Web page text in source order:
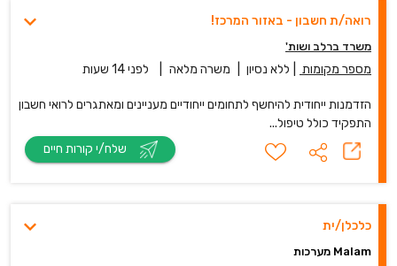
רואה/ת חשבון - באזור המרכז!
משרד ברלב ושות'
מספר מקומות ללא נסיון משרה מלאה לפני 14 שעות
הזדמנות ייחודית להיחשף לתחומים ייחודיים מעניינים ומאתגרים לרואי חשבון
התפקיד כולל טיפול...
כלכלן/ית
Malam מערכות